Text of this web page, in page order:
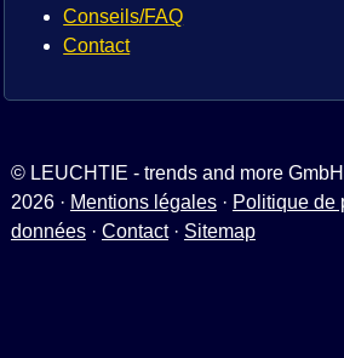
Conseils/FAQ
Contact
© LEUCHTIE - trends and more
2026 · Mentions légales· Politique de
données· Contact· Sitemap